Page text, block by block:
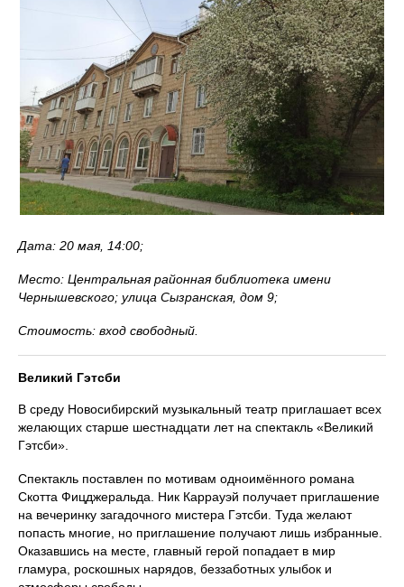
Дата: 20 мая, 14:00;
Место: Центральная районная библиотека имени
Чернышевского; улица Сызранская, дом 9;
Стоимость: вход свободный.
Великий Гэтсби
В среду Новосибирский музыкальный театр приглашает всех
желающих старше шестнадцати лет на спектакль «Великий
Гэтсби».
Спектакль поставлен по мотивам одноимённого романа
Скотта Фицджеральда. Ник Каррауэй получает приглашение
на вечеринку загадочного мистера Гэтсби. Туда желают
попасть многие, но приглашение получают лишь избранные.
Оказавшись на месте, главный герой попадает в мир
гламура, роскошных нарядов, беззаботных улыбок и